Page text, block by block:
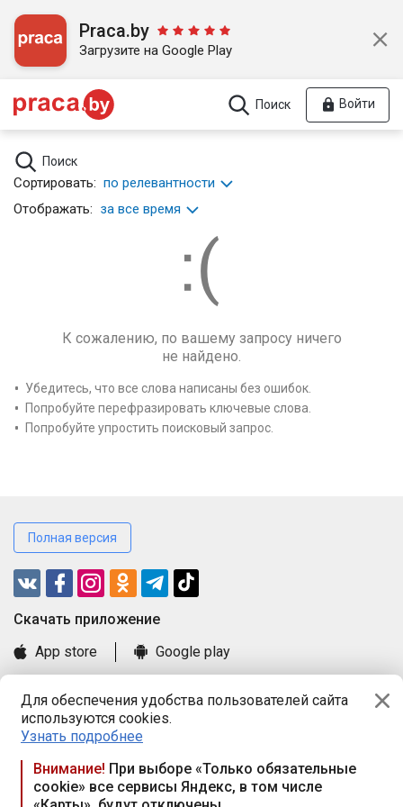
Для обеспечения удобства пользователей сайта
используются cookies.
Узнать подробнее
Внимание! При выборе «Только обязательные
cookie» все сервисы Яндекс, в том числе
Praca.by
Загрузите на Google Play
Поиск Войти
Поиск
Сортировать: по релевантности
Отображать: за все время
К сожалению, по вашему запросу ничего
не найдено.
Убедитесь, что все слова написаны без ошибок.
Попробуйте перефразировать ключевые слова.
Попробуйте упростить поисковый запрос.
Полная версия
Cкачать приложение
App store
Google play
Книга замечаний и предложений
Правила и документы
Praca.by © 2000—2026, ООО «ПРАЦА БАЙ»
Республика Беларусь, 220114, г. Минск, пр-т Независимости
117а, пом. № 9.